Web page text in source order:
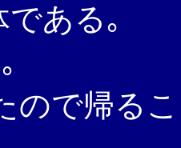
である｡
ので帰る